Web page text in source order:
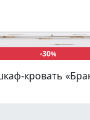
-30%
кровать